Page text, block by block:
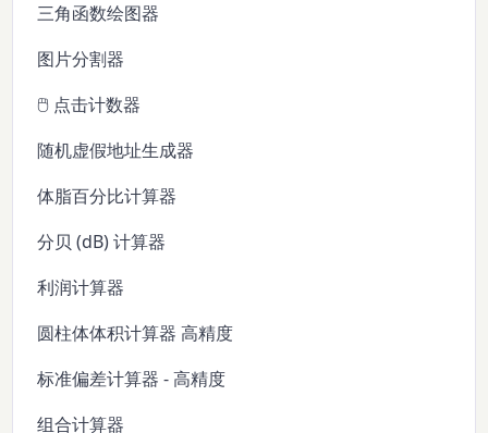
三角函数绘图器
图片分割器
🖱️ 点击计数器
随机虚假地址生成器
体脂百分比计算器
分贝 (dB) 计算器
利润计算器
圆柱体体积计算器 高精度
标准偏差计算器 - 高精度
组合计算器